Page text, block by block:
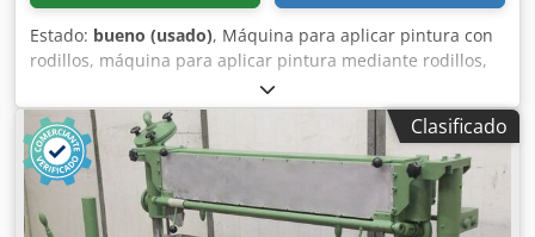
Estado: bueno (usado), Máquina para aplicar pintura con
rodillos, máquina para aplicar pintura mediante rodillos,
instalación para recubrimiento en polvo. -Secado y
extracción de aire: utilizada para la fabricación de
lamas/persianas. Dodpfx Aogal Agjcljkr -Dimensiones:
2950/800/1920 mm (alto) -Peso: 484 kg
Clasificado